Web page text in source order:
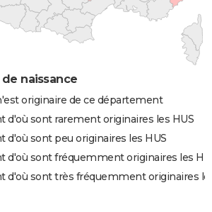
de naissance
originaire de ce département
d'où sont rarement originaires les HUS
d'où sont peu originaires les HUS
d'où sont fréquemment originaires les
d'où sont très fréquemment originaires